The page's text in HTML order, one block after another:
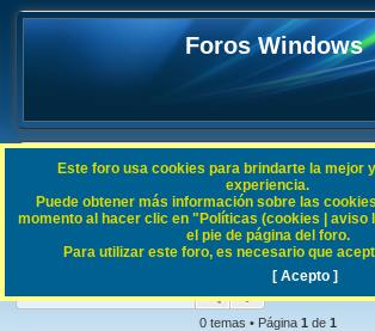
Foros Windows
FAQ
Índice general Procesos Windows
Procesos Windows
BuscarBúsqueda
0 temas • Página 1 de 1
Este foro usa cookies para brindarte la mejor
experiencia.
Puede obtener más información sobre las
momento al hacer clic en "Políticas (cookies | aviso
el pie de página del foro.
Para utilizar este foro, es necesario que
[ Acepto ]